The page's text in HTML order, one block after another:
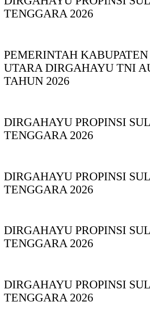
TENGGARA 2026
PEMERINTAH
UTARA DIRGAHAYU TNI
TAHUN 2026
DIRGAHAYU PROPINSI
TENGGARA 2026
DIRGAHAYU PROPINSI
TENGGARA 2026
DIRGAHAYU PROPINSI
TENGGARA 2026
DIRGAHAYU PROPINSI
TENGGARA 2026